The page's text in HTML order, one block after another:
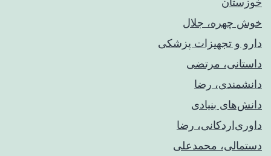
خوش چهره، جلال
دارو و تجهیزات پزشکی
داستانی، مرتضی
دانشمندی، رضا
دانش‌های بنیادی
داوری‌اردکانی، رضا
دستمالی، محمدعلی